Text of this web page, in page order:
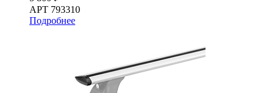
АРТ 793310
Подробнее